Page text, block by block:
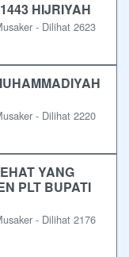
HIJRIYAH
- Dilihat 2623
- Dilihat 2220
YANG
PLT BUPATI
- Dilihat 2176